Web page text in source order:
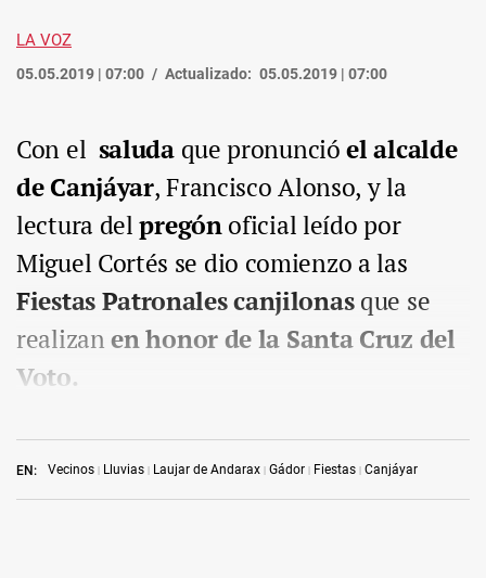
LA VOZ
05.05.2019 | 07:00 Actualizado: 05.05.2019 | 07:00
EN: Vecinos Lluvias Laujar de Andarax Gádor Fiestas Canjáyar
Con el saluda que pronuncióel alcalde
de Canjáyar, Francisco Alonso, y la
lectura delpregónoficial leído por
Miguel Cortés se dio comienzo a las
Fiestas Patronales canjilonasque se
realizanen honor de la Santa Cruz del
Voto.